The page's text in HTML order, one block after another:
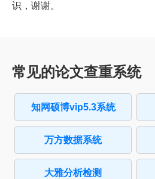
识，谢谢。
常见的论文查重系统
知网硕博vip5.3系统
万方数据系统
大雅分析检测